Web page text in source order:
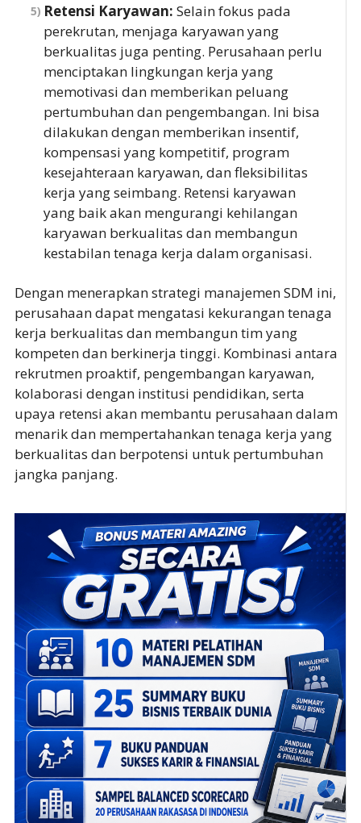
Retensi Karyawan: Selain fokus pada
perekrutan, menjaga karyawan yang
berkualitas juga penting. Perusahaan perlu
menciptakan lingkungan kerja yang
memotivasi dan memberikan peluang
pertumbuhan dan pengembangan. Ini bisa
dilakukan dengan memberikan insentif,
kompensasi yang kompetitif, program
kesejahteraan karyawan, dan fleksibilitas
kerja yang seimbang. Retensi karyawan
yang baik akan mengurangi kehilangan
karyawan berkualitas dan membangun
kestabilan tenaga kerja dalam organisasi.
Dengan menerapkan strategi manajemen SDM ini,
perusahaan dapat mengatasi kekurangan tenaga
kerja berkualitas dan membangun tim yang
kompeten dan berkinerja tinggi. Kombinasi antara
rekrutmen proaktif, pengembangan karyawan,
kolaborasi dengan institusi pendidikan, serta
upaya retensi akan membantu perusahaan dalam
menarik dan mempertahankan tenaga kerja yang
berkualitas dan berpotensi untuk pertumbuhan
jangka panjang.